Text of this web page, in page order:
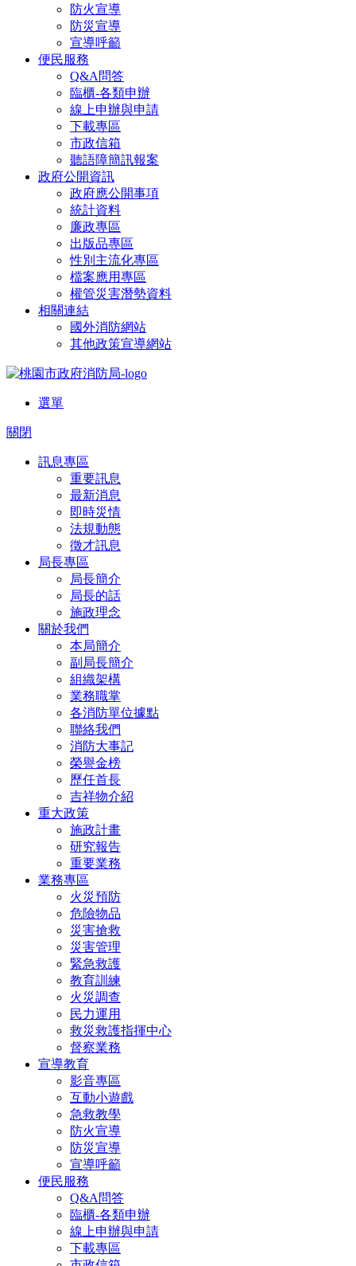
防火宣導
防災宣導
宣導呼籲
便民服務
Q&A問答
臨櫃-各類申辦
線上申辦與申請
下載專區
市政信箱
聽語障簡訊報案
政府公開資訊
政府應公開事項
統計資料
廉政專區
出版品專區
性別主流化專區
檔案應用專區
權管災害潛勢資料
相關連結
國外消防網站
其他政策宣導網站
選單
關閉
訊息專區
重要訊息
最新消息
即時災情
法規動態
徵才訊息
局長專區
局長簡介
局長的話
施政理念
關於我們
本局簡介
副局長簡介
組織架構
業務職掌
各消防單位據點
聯絡我們
消防大事記
榮譽金榜
歷任首長
吉祥物介紹
重大政策
施政計畫
研究報告
重要業務
業務專區
火災預防
危險物品
災害搶救
災害管理
緊急救護
教育訓練
火災調查
民力運用
救災救護指揮中心
督察業務
宣導教育
影音專區
互動小遊戲
急救教學
防火宣導
防災宣導
宣導呼籲
便民服務
Q&A問答
臨櫃-各類申辦
線上申辦與申請
下載專區